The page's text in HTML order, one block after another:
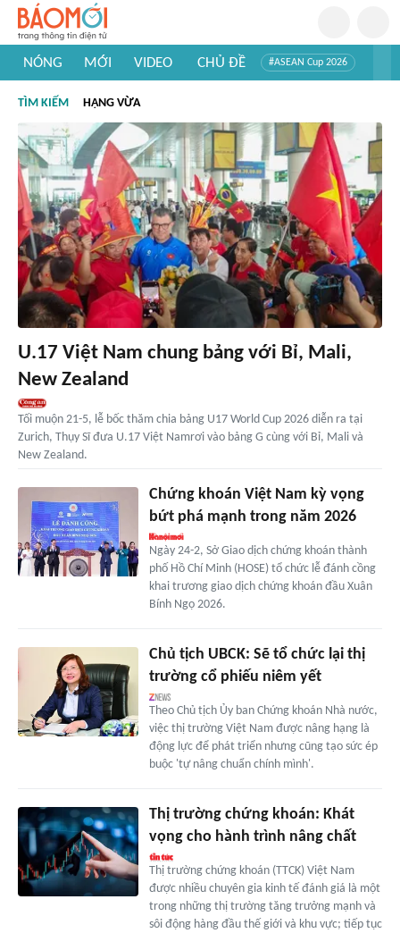
NÓNG MỚI VIDEO CHỦ ĐỀ #ASEAN Cup 2026
#Khám phá thế giới
TÌM KIẾM HẠNG VỪA
U.17 Việt Nam chung bảng với Bỉ, Mali,
New Zealand
Tối muộn 21-5, lễ bốc thăm chia bảng U17 World Cup 2026 diễn ra tại
Zurich, Thụy Sĩ đưa U.17 Việt Namrơi vào bảng G cùng với Bỉ, Mali và
New Zealand.
Chứng khoán Việt Nam kỳ vọng
bứt phá mạnh trong năm 2026
Ngày 24-2, Sở Giao dịch chứng khoán thành
phố Hồ Chí Minh (HOSE) tổ chức lễ đánh cồng
khai trương giao dịch chứng khoán đầu Xuân
Bính Ngọ 2026.
Chủ tịch UBCK: Sẽ tổ chức lại thị
trường cổ phiếu niêm yết
Theo Chủ tịch Ủy ban Chứng khoán Nhà nước,
việc thị trường Việt Nam được nâng hạng là
động lực để phát triển nhưng cũng tạo sức ép
buộc 'tự nâng chuẩn chính mình'.
Thị trường chứng khoán: Khát
vọng cho hành trình nâng chất
Thị trường chứng khoán (TTCK) Việt Nam
được nhiều chuyên gia kinh tế đánh giá là một
trong những thị trường tăng trưởng mạnh và
sôi động hàng đầu thế giới và khu vực; tiếp tục